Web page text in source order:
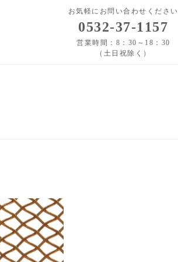
お気軽にお問い合わせください
0532-37-1157
営業時間：8：30～18：30
（土日祝除く）